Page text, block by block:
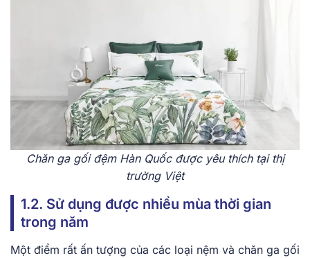
Chăn ga gối đệm Hàn Quốc được yêu thích tại thị
trường Việt
1.2. Sử dụng được nhiều mùa thời gian
trong năm
Một điểm rất ấn tượng của các loại nệm và chăn ga gối